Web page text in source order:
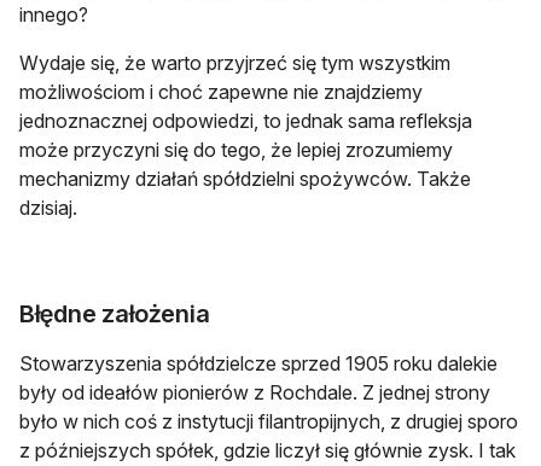
innego?
Wydaje się, że warto przyjrzeć się tym wszystkim
możliwościom i choć zapewne nie znajdziemy
jednoznacznej odpowiedzi, to jednak sama refleksja
może przyczyni się do tego, że lepiej zrozumiemy
mechanizmy działań spółdzielni spożywców. Także
dzisiaj.
Błędne założenia
Stowarzyszenia spółdzielcze sprzed 1905 roku dalekie
były od ideałów pionierów z Rochdale. Z jednej strony
było w nich coś z instytucji filantropijnych, z drugiej sporo
z późniejszych spółek, gdzie liczył się głównie zysk. I tak